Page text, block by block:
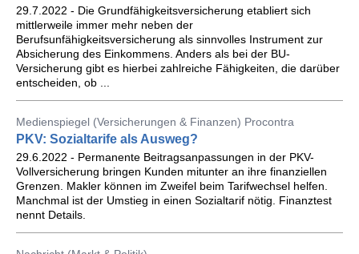
29.7.2022 - Die Grundfähigkeitsversicherung etabliert sich
mittlerweile immer mehr neben der
Berufsunfähigkeitsversicherung als sinnvolles Instrument zur
Absicherung des Einkommens. Anders als bei der BU-
Versicherung gibt es hierbei zahlreiche Fähigkeiten, die darüber
entscheiden, ob ...
Medienspiegel (Versicherungen & Finanzen) Procontra
PKV: Sozialtarife als Ausweg?
29.6.2022 - Permanente Beitragsanpassungen in der PKV-
Vollversicherung bringen Kunden mitunter an ihre finanziellen
Grenzen. Makler können im Zweifel beim Tarifwechsel helfen.
Manchmal ist der Umstieg in einen Sozialtarif nötig. Finanztest
nennt Details.